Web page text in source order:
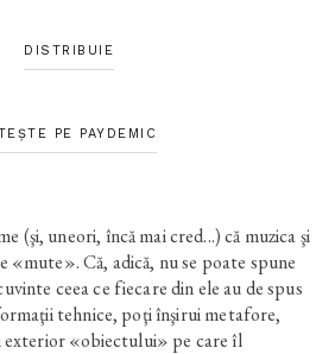
DISTRIBUIE
PE PAYDEMIC
(şi, uneori, încă mai cred...) că muzica şi
Că, adică, nu se poate spune
ceea ce fiecare din ele au de spus
tehnice, poţi înşirui metafore,
exterior «obiectului» pe care îl